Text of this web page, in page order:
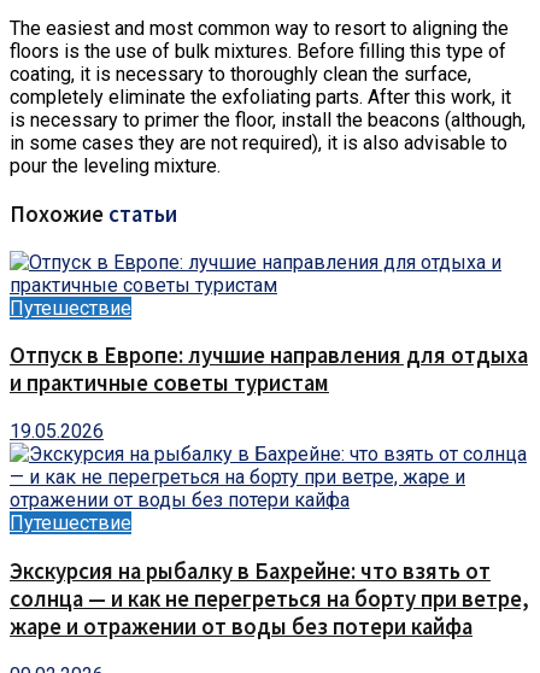
The easiest and most common way to resort to aligning the
floors is the use of bulk mixtures. Before filling this type of
coating, it is necessary to thoroughly clean the surface,
completely eliminate the exfoliating parts. After this work, it
is necessary to primer the floor, install the beacons (although,
in some cases they are not required), it is also advisable to
pour the leveling mixture.
Похожие статьи
Путешествие
Отпуск в Европе: лучшие направления для отдыха
и практичные советы туристам
19.05.2026
Путешествие
Экскурсия на рыбалку в Бахрейне: что взять от
солнца — и как не перегреться на борту при ветре,
жаре и отражении от воды без потери кайфа